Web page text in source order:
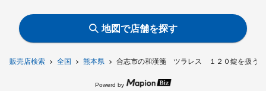
販売店検索 全国 熊本県 合志市の和漢箋 ツラレス １２０錠を扱う
地図で店舗を探す
Powerd by